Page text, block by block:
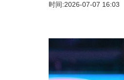
时间:2026-07-07